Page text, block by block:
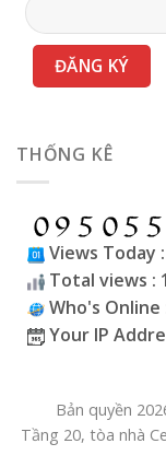
THỐNG KÊ
Views Today
Total views :
Who's Online
Your IP
Bản quyền
Tầng 20, tòa nhà